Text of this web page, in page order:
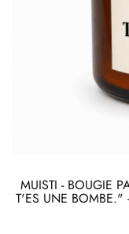
MUISTI - BOUGIE
T'ES UNE